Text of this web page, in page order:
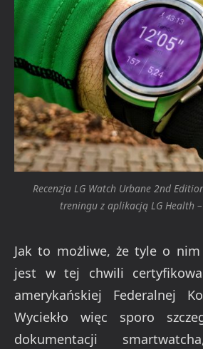
Recenzja LG Watch Urbane 2nd
treningu z aplikacją LG Health
Jak to możliwe, że tyle o
jest w tej chwili
amerykańskiej Federalnej
Wyciekło więc sporo
dokumentacji